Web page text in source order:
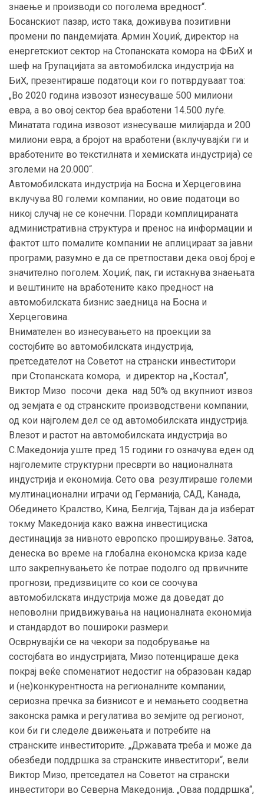
знаење и производи со поголема вредност“.
Босанскиот пазар, исто така, доживува позитивни
промени по пандемијата. Армин Хоџиќ, директор на
енергетскиот сектор на Стопанската комора на ФБиХ и
шеф на Групацијата за автомобилска индустрија на
БиХ, презентираше податоци кои го потврдуваат тоа:
„Во 2020 година извозот изнесуваше 500 милиони
евра, а во овој сектор беа вработени 14.500 луѓе.
Минатата година извозот изнесуваше милијарда и 200
милиони евра, а бројот на вработени (вклучувајќи ги и
вработените во текстилната и хемиската индустрија) се
зголеми на 20.000“.
Автомобилската индустрија на Босна и Херцеговина
вклучува 80 големи компании, но овие податоци во
никој случај не се конечни. Поради комплицираната
административна структура и пренос на информации и
фактот што помалите компании не аплицираат за јавни
програми, разумно е да се претпостави дека овој број е
значително поголем. Хоџиќ, пак, ги истакнува знаењата
и вештините на вработените како предност на
автомобилската бизнис заедница на Босна и
Херцеговина.
Внимателен во изнесувањето на проекции за
состојбите во автомобилската индустрија,
претседателот на Советот на странски инвеститори
при Стопанската комора, и директор на „Костал“,
Виктор Мизо посочи дека над 50% од вкупниот извоз
од земјата е од странските производствени компании,
од кои најголем дел се од автомобилската индустрија.
Влезот и растот на автомобилската индустрија во
С.Македонија уште пред 15 години го означува еден од
најголемите структурни пресврти во националната
индустрија и економија. Сето ова резултираше големи
мултинационални играчи од Германија, САД, Канада,
Обединето Кралство, Кина, Белгија, Тајван да ја изберат
токму Македонија како важна инвестициска
дестинација за нивното европско проширување. Затоа,
денеска во време на глобална економска криза каде
што закрепнувањето ќе потрае подолго од првичните
прогнози, предизвиците со кои се соочува
автомобилската индустрија може да доведат до
неповолни придвижувања на националната економија
и стандардот во пошироки размери.
Осврнувајќи се на чекори за подобрување на
состојбата во индустријата, Мизо потенцираше дека
покрај веќе споменатиот недостиг на образован кадар
и (не)конкурентноста на регионалните компании,
сериозна пречка за бизнисот е и немањето соодветна
законска рамка и регулатива во земјите од регионот,
кои би ги следеле движењата и потребите на
странските инвеститорите. „Државата треба и може да
обезбеди поддршка за странските инвеститори“, вели
Виктор Мизо, претседател на Советот на странски
инвеститори во Северна Македонија. „Оваа поддршка“,